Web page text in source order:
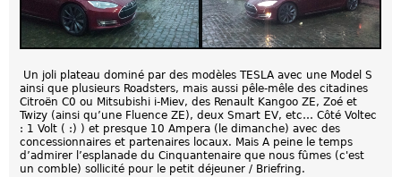
Un joli plateau dominé par des modèles TESLA avec une Model S
ainsi que plusieurs Roadsters, mais aussi pêle-mêle des citadines
Citroën C0 ou Mitsubishi i-Miev, des Renault Kangoo ZE, Zoé et
Twizy (ainsi qu’une Fluence ZE), deux Smart EV, etc… Côté Voltec
: 1 Volt ( :) ) et presque 10 Ampera (le dimanche) avec des
concessionnaires et partenaires locaux. Mais A peine le temps
d’admirer l’esplanade du Cinquantenaire que nous fûmes (c'est
un comble) sollicité pour le petit déjeuner / Briefring.